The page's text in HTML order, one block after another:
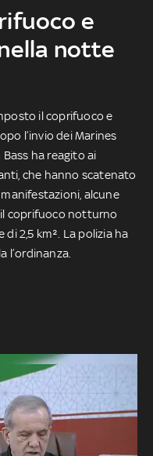
e
notte
il coprifuoco e
l’invio dei Marines
ha reagito ai
che hanno scatenato
alcune
il coprifuoco notturno
di 2,5 km². La polizia ha
l’ordinanza.